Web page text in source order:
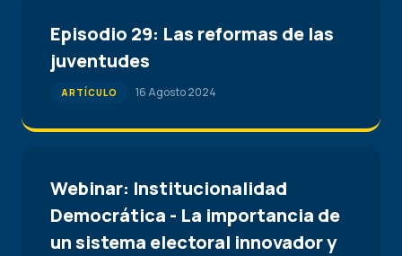
Episodio 29: Las reformas de las
juventudes
ARTÍCULO 16 Agosto 2024
Webinar: Institucionalidad
Democrática - La importancia de
un sistema electoral innovador y